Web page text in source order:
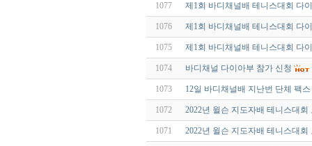
1077 제1회 바디채널배 테니스대회 다
1076 제1회 바디채널배 테니스대회 다
1075 제1회 바디채널배 테니스대회 다
1074 바디채널 다이아부 참가 신청
1073 12일 바디채널배 지난번 단체 팩
1072 2022년 윌슨 지도자배 테니스대
1071 2022년 윌슨 지도자배 테니스대